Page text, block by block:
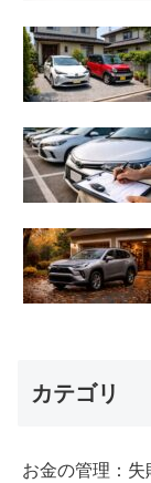
カテゴリ
お金の管理：